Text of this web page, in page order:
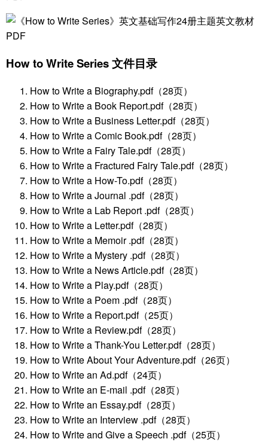
How to Write Series 文件目录
How to Write a Biography.pdf（28页）
How to Write a Book Report.pdf（28页）
How to Write a Business Letter.pdf（28页）
How to Write a Comic Book.pdf（28页）
How to Write a Fairy Tale.pdf（28页）
How to Write a Fractured Fairy Tale.pdf（28页）
How to Write a How-To.pdf（28页）
How to Write a Journal .pdf（28页）
How to Write a Lab Report .pdf（28页）
How to Write a Letter.pdf（28页）
How to Write a Memoir .pdf（28页）
How to Write a Mystery .pdf（28页）
How to Write a News Article.pdf（28页）
How to Write a Play.pdf（28页）
How to Write a Poem .pdf（28页）
How to Write a Report.pdf（25页）
How to Write a Review.pdf（28页）
How to Write a Thank-You Letter.pdf（28页）
How to Write About Your Adventure.pdf（26页）
How to Write an Ad.pdf（24页）
How to Write an E-mail .pdf（28页）
How to Write an Essay.pdf（28页）
How to Write an Interview .pdf（28页）
How to Write and Give a Speech .pdf（25页）